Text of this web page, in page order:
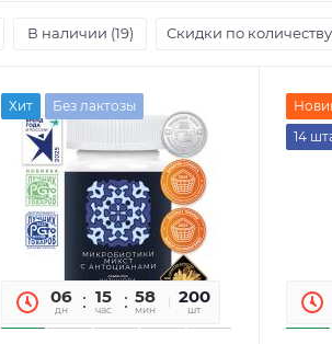
В наличии (19) Скидки по количеству
Хит Без лактозы
06
дн
15
час
58
мин
09
сек
200
шт
14